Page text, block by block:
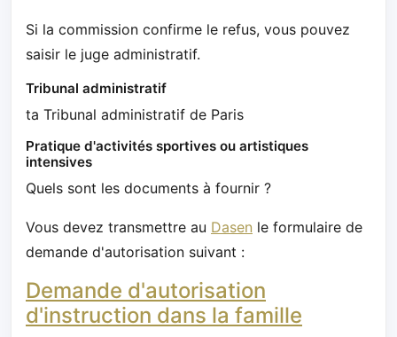
Si la commission confirme le refus, vous pouvez
saisir le juge administratif.
Tribunal administratif
ta Tribunal administratif de Paris
Pratique d'activités sportives ou artistiques
intensives
Quels sont les documents à fournir ?
Vous devez transmettre au Dasen le formulaire de
demande d'autorisation suivant :
Demande d'autorisation
d'instruction dans la famille